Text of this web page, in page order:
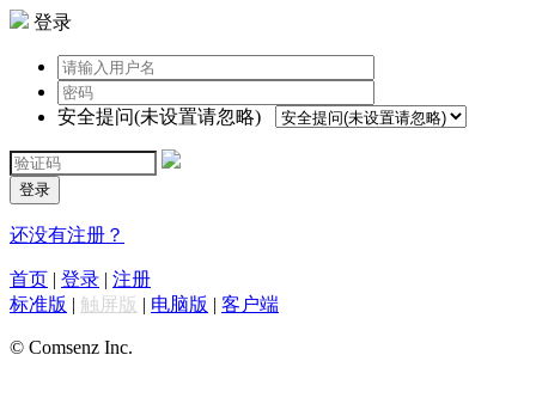
登录
安全提问(未设置请忽略)
登录
还没有注册？
首页 | 登录 | 注册
标准版 | 触屏版 | 电脑版 | 客户端
© Comsenz Inc.